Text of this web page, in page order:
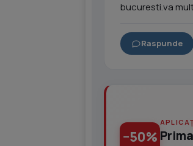
bucuresti.va
Raspunde
−50%